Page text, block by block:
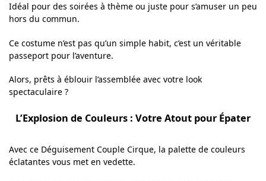
Idéal pour des soirées à thème ou juste pour s’amuser un peu
hors du commun.
Ce costume n’est pas qu’un simple habit, c’est un véritable
passeport pour l’aventure.
Alors, prêts à éblouir l’assemblée avec votre look
spectaculaire ?
L’Explosion de Couleurs : Votre Atout pour Épater
Avec ce Déguisement Couple Cirque, la palette de couleurs
éclatantes vous met en vedette.